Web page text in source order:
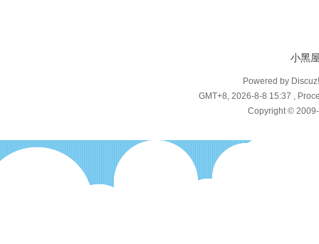
小黑
Powered by
GMT+8, 2026-8-8 15:37 ,
Copyright ©